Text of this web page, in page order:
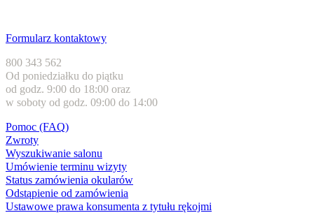
Formularz kontaktowy
800 343 562
Od poniedziałku do piątku
od godz. 9:00 do 18:00 oraz
w soboty od godz. 09:00 do 14:00
Pomoc (FAQ)
Zwroty
Wyszukiwanie salonu
Umówienie terminu wizyty
Status zamówienia okularów
Odstąpienie od zamówienia
Ustawowe prawa konsumenta z tytułu rękojmi